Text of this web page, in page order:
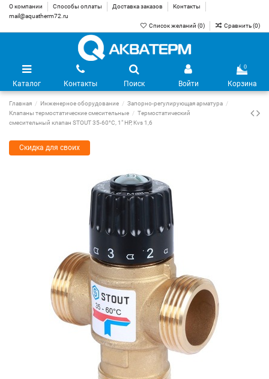
О компании Способы оплаты Доставка заказов
Контакты
mail@aquatherm72.ru
Список желаний (0) Сравнить (0)
Каталог Контакты Поиск Войти
0
Корзина
Главная Инженерное оборудование
Запорно-регулирующая арматура
Клапаны термостатические смесительные
Термостатический
смесительный клапан STOUT 35-60°C, 1" НР, Kvs 1,6
Скидка для своих